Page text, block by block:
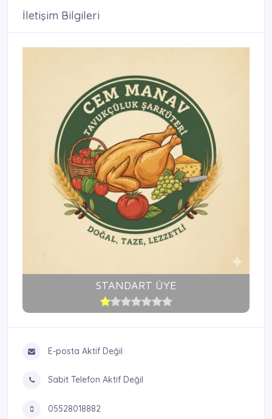
İletişim Bilgileri
STANDART ÜYE
E-posta Aktif Değil
Sabit Telefon Aktif Değil
05528018882